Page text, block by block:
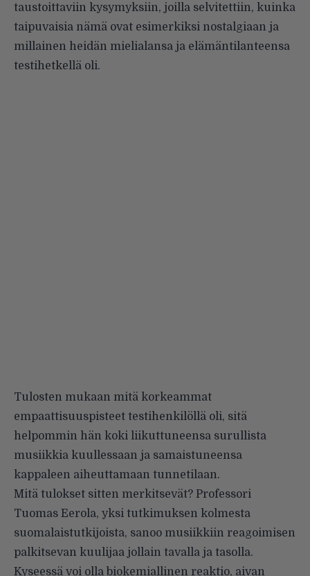
taustoittaviin kysymyksiin, joilla selvitettiin, kuinka
taipuvaisia nämä ovat esimerkiksi nostalgiaan ja
millainen heidän mielialansa ja elämäntilanteensa
testihetkellä oli.
Tulosten mukaan mitä korkeammat
empaattisuuspisteet testihenkilöllä oli, sitä
helpommin hän koki liikuttuneensa surullista
musiikkia kuullessaan ja samaistuneensa
kappaleen aiheuttamaan tunnetilaan.
Mitä tulokset sitten merkitsevät? Professori
Tuomas Eerola, yksi tutkimuksen kolmesta
suomalaistutkijoista, sanoo musiikkiin reagoimisen
palkitsevan kuulijaa jollain tavalla ja tasolla.
Kyseessä voi olla biokemiallinen reaktio, aivan